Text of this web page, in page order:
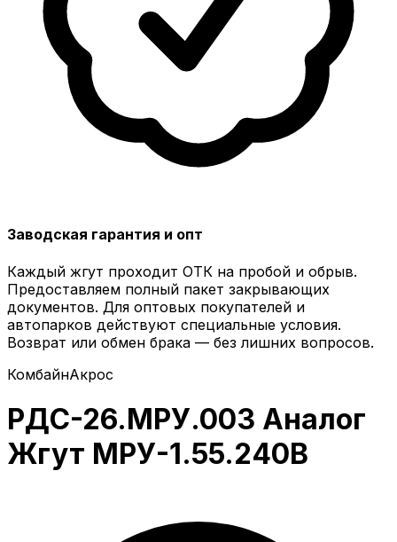
Заводская гарантия и опт
Каждый жгут проходит ОТК на пробой и обрыв.
Предоставляем полный пакет закрывающих
документов. Для оптовых покупателей и
автопарков действуют специальные условия.
Возврат или обмен брака — без лишних вопросов.
КомбайнАкрос
РДС-26.МРУ.003 Аналог
Жгут МРУ-1.55.240В